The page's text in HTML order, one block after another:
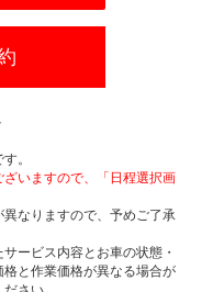
。
いますので、「日程選択画
なりますので、予めご了承
ービス内容とお車の状態・
と作業価格が異なる場合が